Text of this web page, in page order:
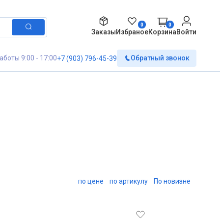
ЗаказыИзбраное
0
Корзина
0
Войти
9:00 - 17:00+7 (903) 796-45-39 Обратный звонок
по цене по артикулу По новизне